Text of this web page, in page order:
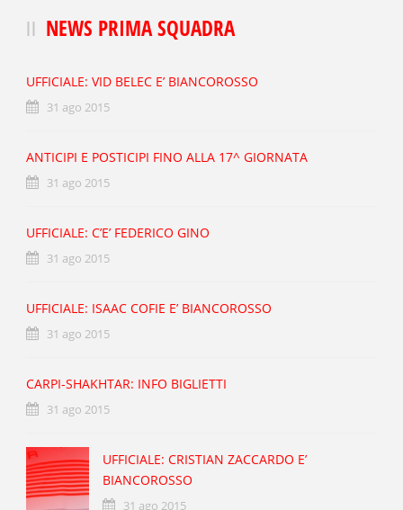
NEWS PRIMA SQUADRA
UFFICIALE: VID BELEC E’ BIANCOROSSO
31 ago 2015
ANTICIPI E POSTICIPI FINO ALLA 17^ GIORNATA
31 ago 2015
UFFICIALE: C’E’ FEDERICO GINO
31 ago 2015
UFFICIALE: ISAAC COFIE E’ BIANCOROSSO
31 ago 2015
CARPI-SHAKHTAR: INFO BIGLIETTI
31 ago 2015
UFFICIALE: CRISTIAN ZACCARDO E’
BIANCOROSSO
31 ago 2015